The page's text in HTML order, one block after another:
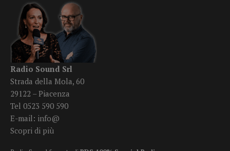
Radio Sound Srl
Strada della Mola, 60
29122 – Piacenza
Tel 0523 590 590
E-mail: info@
Scopri di più